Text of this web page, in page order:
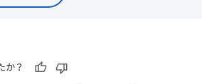
か？